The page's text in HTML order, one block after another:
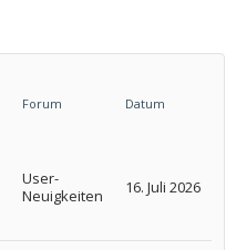
Forum Datum
User-
Neuigkeiten
16. Juli 2026